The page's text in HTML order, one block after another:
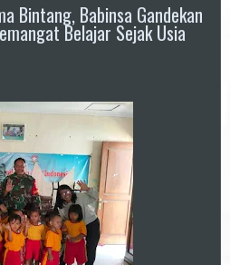
Bintang, Babinsa Gandekan
Belajar Sejak Usia